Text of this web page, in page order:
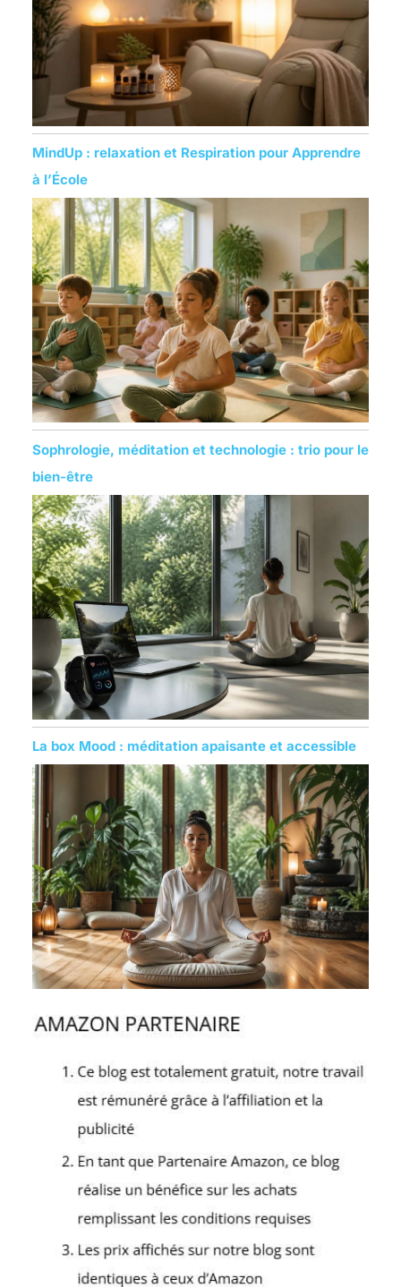
r
:
MindUp : relaxation et Respiration pour Apprendre
à l’École
Sophrologie, méditation et technologie : trio pour le
bien-être
La box Mood : méditation apaisante et accessible